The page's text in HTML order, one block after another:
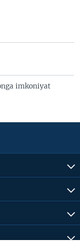
imkoniyat